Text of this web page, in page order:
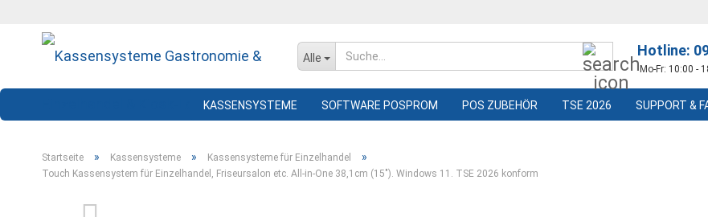
Alle
Suche...Hotline:
Mo-Fr: 10:00 -
KASSENSYSTEME SOFTWARE POSPROM POS ZUBEHÖR TSE 2026 SUPPORT &
Startseite » Kassensysteme » Kassensysteme für Einzelhandel »
Touch Kassensystem für Einzelhandel, Friseursalon etc. All-in-One 38,1cm (15"). Windows 11. TSE 2026 konform